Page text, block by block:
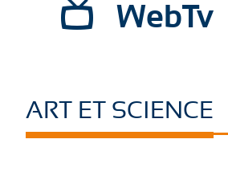
WebTv
ART ET SCIENCE